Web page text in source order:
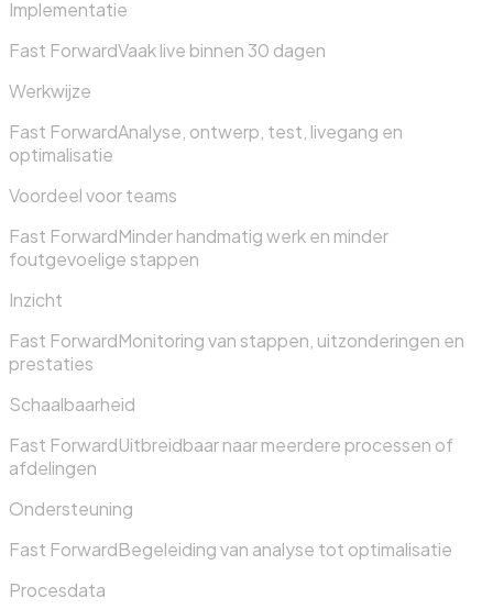
Implementatie
Fast ForwardVaak live binnen 30 dagen
Werkwijze
Fast ForwardAnalyse, ontwerp, test, livegang en
optimalisatie
Voordeel voor teams
Fast ForwardMinder handmatig werk en minder
foutgevoelige stappen
Inzicht
Fast ForwardMonitoring van stappen, uitzonderingen en
prestaties
Schaalbaarheid
Fast ForwardUitbreidbaar naar meerdere processen of
afdelingen
Ondersteuning
Fast ForwardBegeleiding van analyse tot optimalisatie
Procesdata